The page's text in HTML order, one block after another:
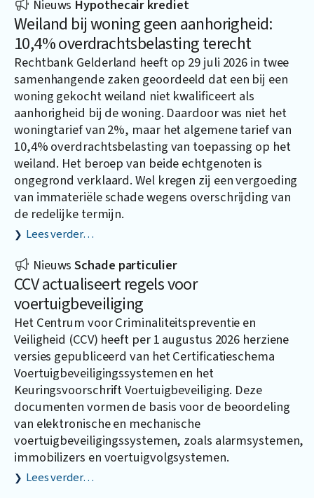
Nieuws Hypothecair krediet
Weiland bij woning geen aanhorigheid:
10,4% overdrachtsbelasting terecht
Rechtbank Gelderland heeft op 29 juli 2026 in twee
samenhangende zaken geoordeeld dat een bij een
woning gekocht weiland niet kwalificeert als
aanhorigheid bij de woning. Daardoor was niet het
woningtarief van 2%, maar het algemene tarief van
10,4% overdrachtsbelasting van toepassing op het
weiland. Het beroep van beide echtgenoten is
ongegrond verklaard. Wel kregen zij een vergoeding
van immateriële schade wegens overschrijding van
de redelijke termijn.
Lees verder…
NieuwsSchade particulier
CCV actualiseert regels voor
voertuigbeveiliging
Het Centrum voor Criminaliteitspreventie en
Veiligheid (CCV) heeft per 1 augustus 2026 herziene
versies gepubliceerd van het Certificatieschema
Voertuigbeveiligingssystemen en het
Keuringsvoorschrift Voertuigbeveiliging. Deze
documenten vormen de basis voor de beoordeling
van elektronische en mechanische
voertuigbeveiligingssystemen, zoals alarmsystemen,
immobilizers en voertuigvolgsystemen.
Lees verder…